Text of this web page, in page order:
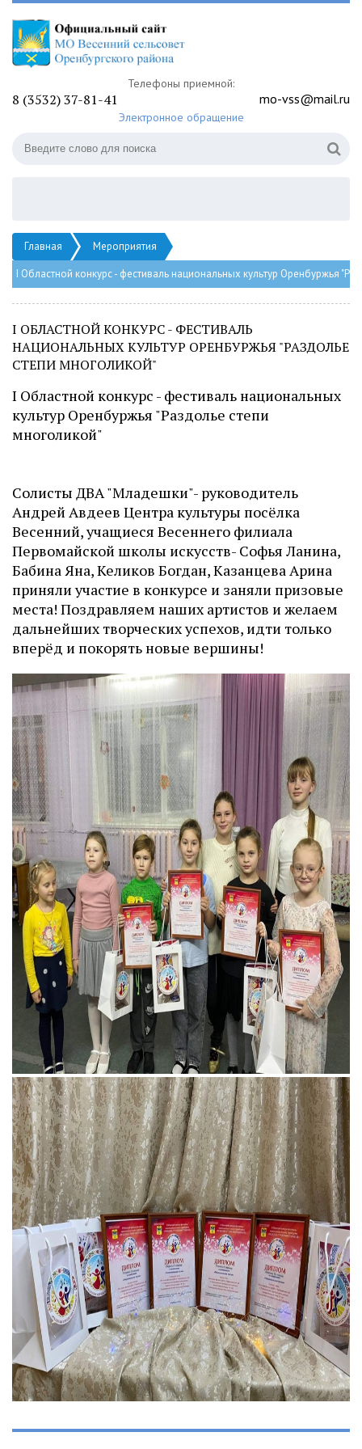
Телефоны приемной:
8 (3532) 37-81-41 mo-vss@mail.ru
Электронное обращение
Главная
Мероприятия
I Областной конкурс - фестиваль национальных культур Оренбуржья
I ОБЛАСТНОЙ КОНКУРС - ФЕСТИВАЛЬ
НАЦИОНАЛЬНЫХ КУЛЬТУР ОРЕНБУРЖЬЯ "РАЗДОЛЬЕ
СТЕПИ МНОГОЛИКОЙ"
I Областной конкурс - фестиваль национальных
культур Оренбуржья "Раздолье степи
многоликой"
Солисты ДВА "Младешки"- руководитель
Андрей Авдеев Центра культуры посёлка
Весенний, учащиеся Весеннего филиала
Первомайской школы искусств- Софья Ланина,
Бабина Яна, Келиков Богдан, КазанцеваАрина
приняли участие в конкурсе и заняли призовые
места! Поздравляем наших артистов и желаем
дальнейших творческих успехов, идти только
вперёд и покорять новые вершины!